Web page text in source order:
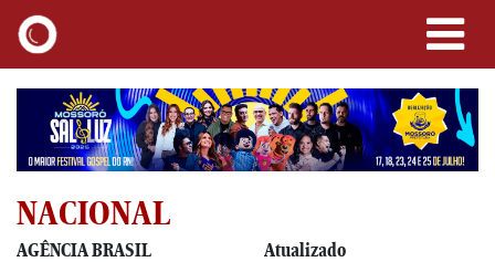
NACIONAL
AGÊNCIA BRASIL Atualizado